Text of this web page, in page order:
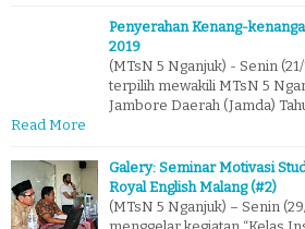
Penyerahan Kenang-
2019
(MTsN 5 Nganjuk) - Senin
terpilih mewakili MTsN 5
Jambore Daerah (Jamda)
Read More
Galery: Seminar Motivasi
Royal English Malang (#2)
(MTsN 5 Nganjuk) – Senin